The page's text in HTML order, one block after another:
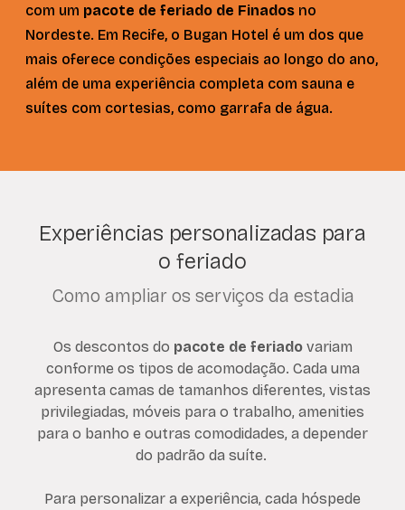
com um pacote de feriado de Finados no
Nordeste. Em Recife, o Bugan Hotel é um dos que
mais oferece condições especiais ao longo do ano,
além de uma experiência completa com sauna e
suítes com cortesias, como garrafa de água.
Experiências personalizadas para
o feriado
Como ampliar os serviços da estadia
Os descontos do pacote de feriadovariam
conforme os tipos de acomodação. Cada uma
apresenta camas de tamanhos diferentes, vistas
privilegiadas, móveis para o trabalho, amenities
para o banho e outras comodidades, a depender
do padrão da suíte.
Para personalizar a experiência, cada hóspede